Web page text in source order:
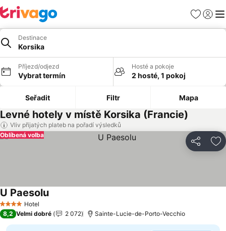
Oblíbené
Destinace
Korsika
Příjezd/odjezd
Vybrat termín
Hosté a pokoje
2 hosté, 1 pokoj
Seřadit Filtr Mapa
Levné hotely v místě Korsika (Francie)
Vliv přijatých plateb na pořadí výsledků
Sdílet
Oblíbená volba
4 Počet hvězdiček
Hotel
U Paesolu
8,2 Velmi dobré 2 072 Sainte-Lucie-de-Porto-Vecchio